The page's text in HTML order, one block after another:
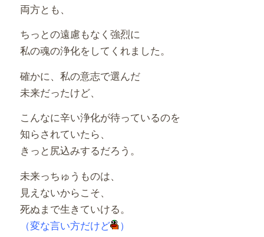
両方とも、
ちっとの遠慮もなく強烈に
私の魂の浄化をしてくれました。
確かに、私の意志で選んだ
未来だったけど、
こんなに辛い浄化が待っているのを
知らされていたら、
きっと尻込みするだろう。
未来っちゅうものは、
見えないからこそ、
死ぬまで生きていける。
（変な言い方だけど
）